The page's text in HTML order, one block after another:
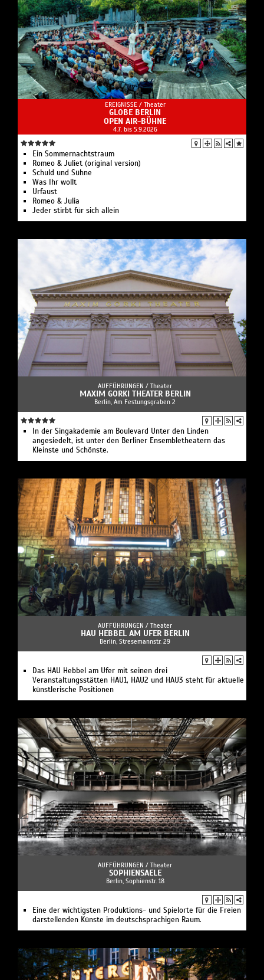
EREIGNISSE / Theater
GLOBE BERLIN
OPEN AIR-BÜHNE
4.7. bis 5.9.2026
Ein Sommernachtstraum
Romeo & Juliet (original version)
Schuld und Sühne
Was Ihr wollt
Urfaust
Romeo & Julia
Jeder stirbt für sich allein
AUFFÜHRUNGEN / Theater
MAXIM GORKI THEATER BERLIN
Berlin, Am Festungsgraben 2
In der Singakademie am Boulevard Unter den Linden
angesiedelt, ist unter den Berliner Ensembletheatern das
Kleinste und Schönste.
AUFFÜHRUNGEN / Theater
HAU HEBBEL AM UFER BERLIN
Berlin, Stresemannstr. 29
Das HAU Hebbel am Ufer mit seinen drei
Veranstaltungsstätten HAU1, HAU2 und HAU3 steht für aktuelle
künstlerische Positionen
AUFFÜHRUNGEN / Theater
SOPHIENSAELE
Berlin, Sophienstr. 18
Eine der wichtigsten Produktions- und Spielorte für die Freien
darstellenden Künste im deutschsprachigen Raum.